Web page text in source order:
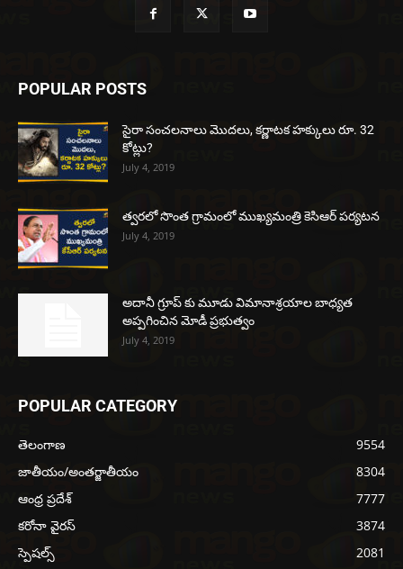
POPULAR POSTS
సైరా సంచలనాలు మొదలు, కర్ణాటక హక్కులు రూ. 32
కోట్లు?
July 4, 2019
త్వరలో సొంత గ్రామంలో ముఖ్యమంత్రి కెసిఆర్ పర్యటన
July 4, 2019
అదానీ గ్రూప్ కు మూడు విమానాశ్రయాల బాధ్యత
అప్పగించిన మోడీ ప్రభుత్వం
July 4, 2019
POPULAR CATEGORY
తెలంగాణ
9554
జాతీయం/అంతర్జాతీయం
8304
ఆంధ్ర ప్రదేశ్
7777
కరోనా వైరస్
3874
స్పెషల్స్
2081